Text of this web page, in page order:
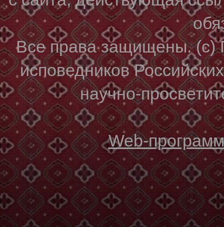
Все права защищены. (с)
исповедников
научно-
Web-